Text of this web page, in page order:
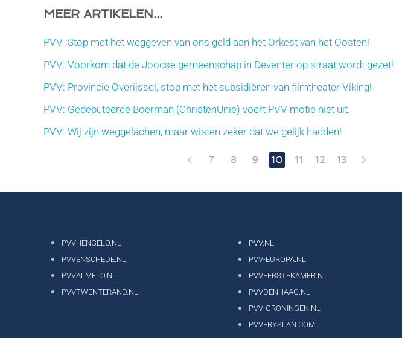
MEER ARTIKELEN...
PVV :Stop met het weggeven van ons geld aan het Orkest van het Oosten!
PVV: Voorkom dat de Joodse gemeenschap in Deventer op straat wordt gezet!
PVV: Provincie Overijssel, stop met het subsidiëren van filmtheater Viking!
PVV: Gedeputeerde Boerman (ChristenUnie) voert PVV motie niet uit.
PVV: Wij zijn weggelachen, maar wisten zeker dat we gelijk hadden!
7 8 9 10 11 12 13
PVVHENGELO.NL
PVVENSCHEDE.NL
PVVALMELO.NL
PVVTWENTERAND.NL
PVV.NL
PVV-EUROPA.NL
PVVEERSTEKAMER.NL
PVVDENHAAG.NL
PVV-GRONINGEN.NL
PVVFRYSLAN.COM